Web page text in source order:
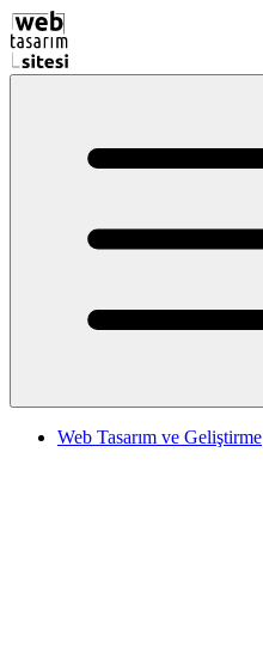
Web Tasarım ve Geliştirme